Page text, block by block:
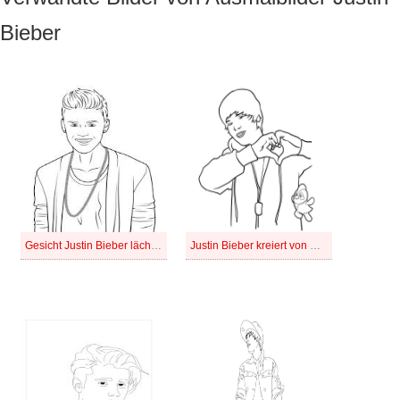
Bieber
Gesicht Justin Bieber lächelnd Justin Bieber kreiert von Hand eine Herzform